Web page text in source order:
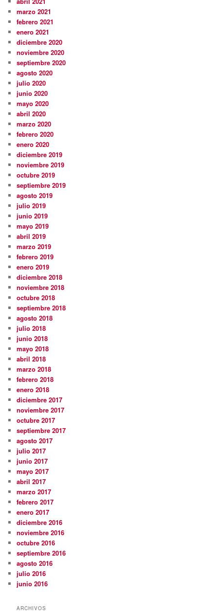
marzo 2021
febrero 2021
enero 2021
diciembre 2020
noviembre 2020
septiembre 2020
agosto 2020
julio 2020
junio 2020
mayo 2020
abril 2020
marzo 2020
febrero 2020
enero 2020
diciembre 2019
noviembre 2019
octubre 2019
septiembre 2019
agosto 2019
julio 2019
junio 2019
mayo 2019
abril 2019
marzo 2019
febrero 2019
enero 2019
diciembre 2018
noviembre 2018
octubre 2018
septiembre 2018
agosto 2018
julio 2018
junio 2018
mayo 2018
abril 2018
marzo 2018
febrero 2018
enero 2018
diciembre 2017
noviembre 2017
octubre 2017
septiembre 2017
agosto 2017
julio 2017
junio 2017
mayo 2017
abril 2017
marzo 2017
febrero 2017
enero 2017
diciembre 2016
noviembre 2016
octubre 2016
septiembre 2016
agosto 2016
julio 2016
junio 2016
ARCHIVOS